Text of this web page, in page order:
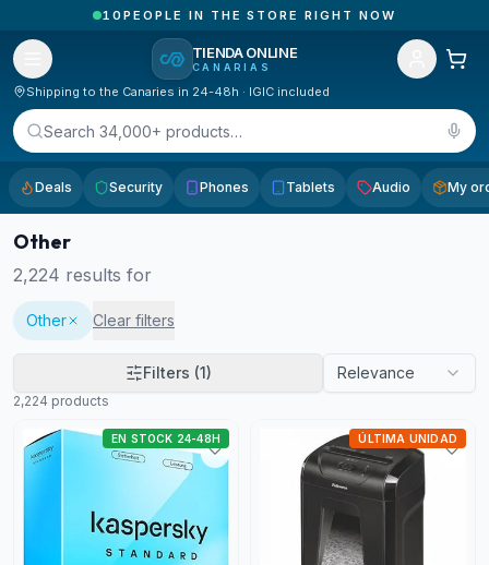
ORDERS RECEIVED TODAY IN CANARY ISLANDS
TIENDA ONLINE
CANARIAS
Shipping to the Canaries in 24-48h · IGIC included
Search 34,000+ products…
Deals Security Phones Tablets Audio My
Other
2,224 results for
Other Clear filters
Filters (1) Relevance
2,224 products
EN STOCK 24-48H ÚLTIMA UNIDAD